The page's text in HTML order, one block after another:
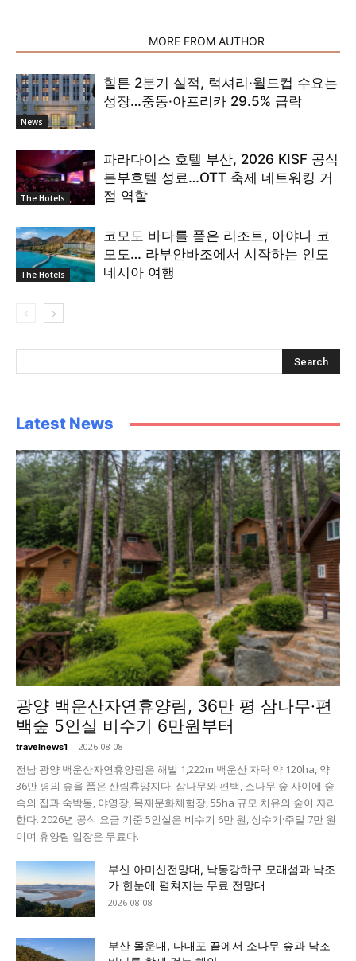
MORE FROM AUTHOR
News
힐튼 2분기 실적, 럭셔리·월드컵 수요는
성장…중동·아프리카 29.5% 급락
The Hotels
파라다이스 호텔 부산, 2026 KISF 공식
본부호텔 성료…OTT 축제 네트워킹 거
점 역할
The Hotels
코모도 바다를 품은 리조트, 아야나 코
모도… 라부안바조에서 시작하는 인도
네시아 여행
Latest News
광양 백운산자연휴양림, 36만 평 삼나무·편
백숲 5인실 비수기 6만원부터
travelnews1 - 2026-08-08
전남 광양 백운산자연휴양림은 해발 1,222m 백운산 자락 약 120ha, 약
36만 평의 숲을 품은 산림휴양지다. 삼나무와 편백, 소나무 숲 사이에 숲
속의 집과 숙박동, 야영장, 목재문화체험장, 55ha 규모 치유의 숲이 자리
한다. 2026년 공식 요금 기준 5인실은 비수기 6만 원, 성수기·주말 7만 원
이며 휴양림 입장은 무료다.
부산 아미산전망대, 낙동강하구 모래섬과 낙조
가 한눈에 펼쳐지는 무료 전망대
2026-08-08
부산 몰운대, 다대포 끝에서 소나무 숲과 낙조